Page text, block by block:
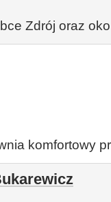
Zdrój oraz
komfortowy